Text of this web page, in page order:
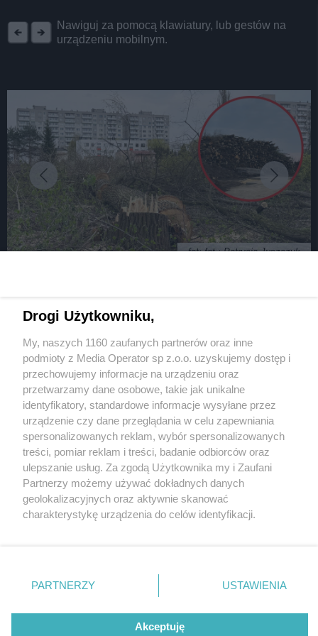
Nawiguj za pomocą klawiatury, lub gestów na
urządzeniu mobilnym.
fot: fot.: Patrycja Juszczyk
Czeladzi. Dlaczego akurat w okresie lęgowym i
dlaczego nie jest wstrzymana na czas kontroli?
1 / 8
Czeladź. Szyb
»Kondratowicz« – wycinka
drzew pod nowe osiedle
»DomBud«. Mapa. 16
kwietnia 2026
Wydawca mediów lokalnych
Nie zapomnij
zapoznać się z:
polityką prywatności
Twojemiasto
Piekary Śląskie
Chorzów
Tarnowskie Góry
Gliwice
Skontakuj sięz nami
Kontakt
Redakcja
Newsletter
Drogi Użytkowniku,
My, naszych 1160 zaufanych partnerów oraz inne
podmioty z Media Operator sp z.o.o. uzyskujemy dostęp i
przechowujemy informacje na urządzeniu oraz
przetwarzamy dane osobowe, takie jak unikalne
identyfikatory, standardowe informacje wysyłane przez
urządzenie czy dane przeglądania w celu zapewniania
spersonalizowanych reklam, wybór spersonalizowanych
treści, pomiar reklam i treści, badanie odbiorców oraz
ulepszanie usług. Za zgodą Użytkownika my i Zaufani
Partnerzy możemy używać dokładnych danych
geolokalizacyjnych oraz aktywnie skanować
charakterystykę urządzenia do celów identyfikacji.
zmienić/wycofać klikając przycisk ustawień prywatności
znajdujący się w lewym dolnym rogu strony
rodzaje przetwarzania danych nie wymagają zgody
użytkownika, ale masz prawo sprzeciwić się takiemu
PARTNERZY USTAWIENIA
Akceptuję